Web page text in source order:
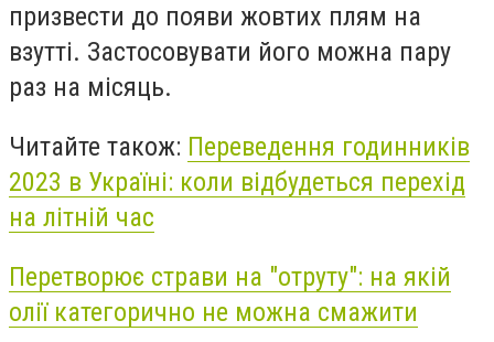
призвести до появи жовтих плям на
взутті. Застосовувати його можна пару
раз на місяць.
Читайте також: Переведення годинників
2023 в Україні: коли відбудеться перехід
на літній час
Перетворює страви на "отруту": на якій
олії категорично не можна смажити